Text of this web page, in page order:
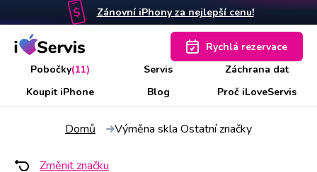
Zánovní iPhony za nejlepší cenu!
Pobočky(11) Servis
Záchrana dat
Koupit iPhone
Blog Proč iLoveServis
Rychlá rezervace
Domů Výměna skla Ostatní značky
Změnit značku